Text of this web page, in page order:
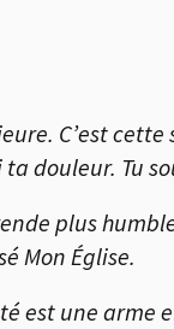
C’est
douleur. Tu
plus
Mon Église.
est une